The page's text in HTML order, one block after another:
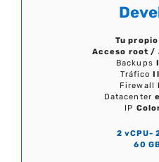
Tu
Acceso root /
Backups
Tráfico
Firewall
Datacenter
IP
2 vCPU-
60